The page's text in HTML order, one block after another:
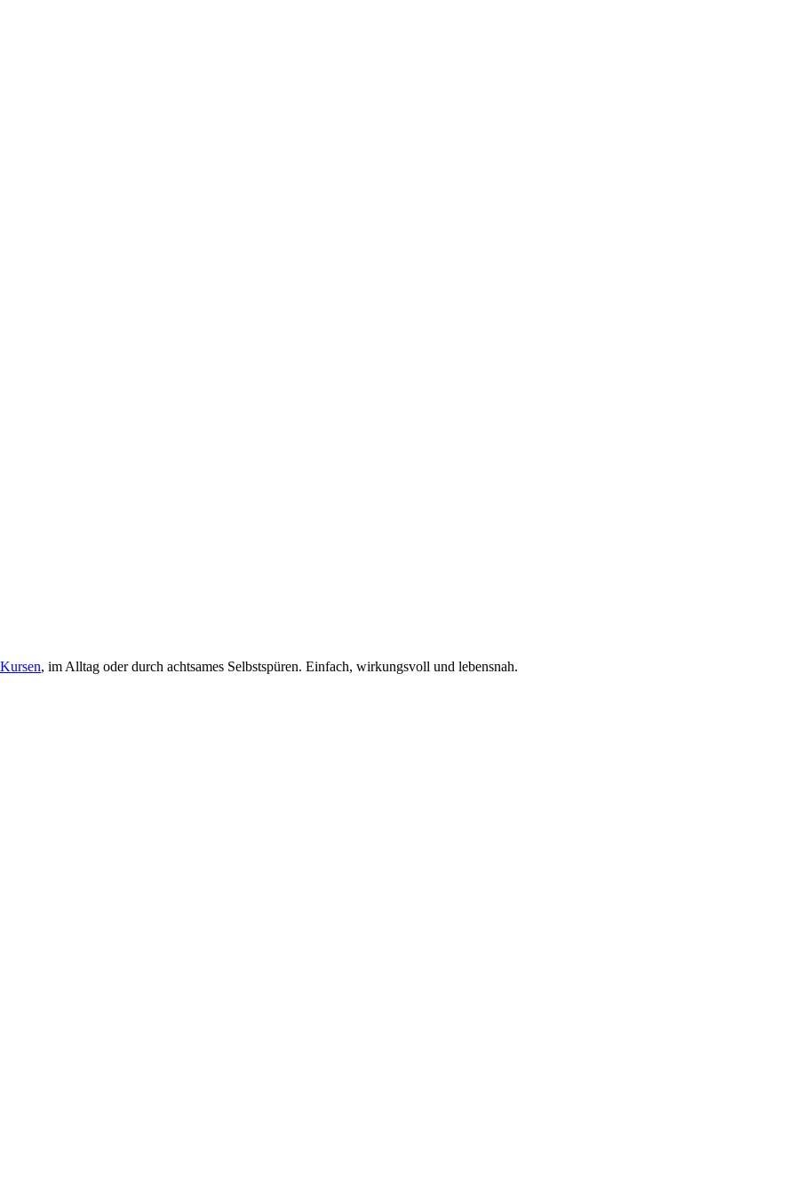
Kursen, im Alltag oder durch achtsames Selbstspüren. Einfach, wirkungsvoll und lebensnah.